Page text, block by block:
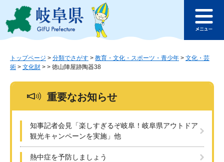
ジ
ュ
このページの本文へ
ュ
トップページ > 分類でさがす > 教育・文化・スポーツ・青少年 > 文化・芸
術 > 文化財 > > 徳山陣屋跡陶器38
重要なお知らせ
知事記者会見「楽しすぎるぞ岐阜！岐阜県アウトドア
観光キャンペーンを実施」他
熱中症を予防しましょう